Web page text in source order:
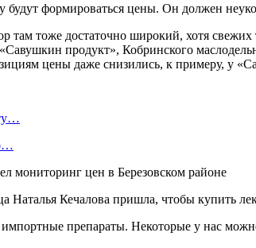
формироваться цены. Он должен
тоже достаточно широкий, хотя
продукт», Кобринского
цены даже снизились, к примеру, у
Кечалова пришла, чтобы купить
препараты. Некоторые у нас